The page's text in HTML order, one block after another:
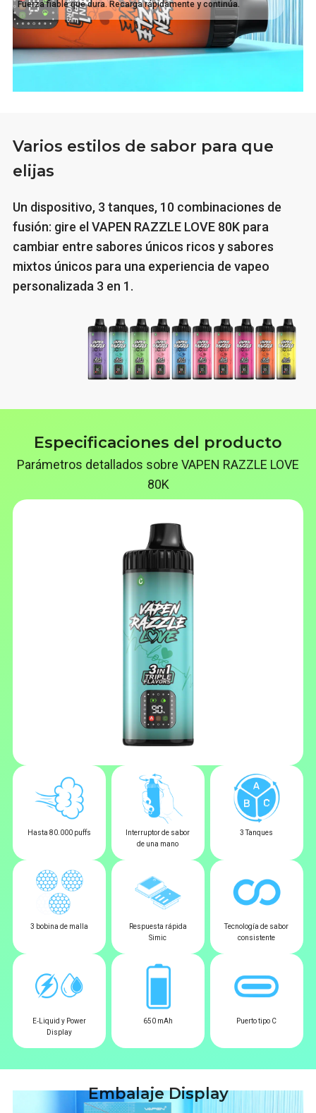
Fuerza fiable que dura. Recarga rápidamente y continúa.
Varios estilos de sabor para que
elijas
Un dispositivo, 3 tanques, 10 combinaciones de
fusión: gire el VAPEN RAZZLE LOVE 80K para
cambiar entre sabores únicos ricos y sabores
mixtos únicos para una experiencia de vapeo
personalizada 3 en 1.
Especificaciones del producto
Parámetros detallados sobre VAPEN RAZZLE LOVE
80K
Hasta 80.000 puffs
Interruptor de sabor
de una mano
3 Tanques
3 bobina de malla
Respuesta rápida
Simic
Tecnología de sabor
consistente
E‑Liquid y Power
Display
650 mAh Puerto tipo C
Embalaje Display